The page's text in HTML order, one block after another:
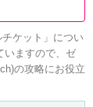
ケット」につい
いますので、ゼ
の攻略にお役立